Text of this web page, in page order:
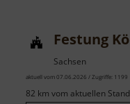
Festung
Sachsen
aktuell vom 07.06.2026 / Zugriffe: 1199
82 km vom aktuellen